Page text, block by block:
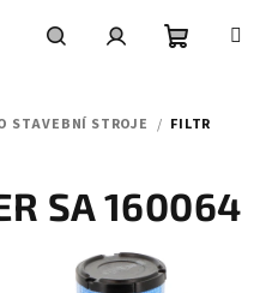
STAVEBNÍ STROJE / FILTR
SA 160064